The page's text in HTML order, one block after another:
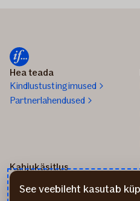
Hea teada
Kindlustustingimused
Partnerlahendused
Kahjukäsitlus
Kuidas toimida kahju
korral?
See veebileht kasutab